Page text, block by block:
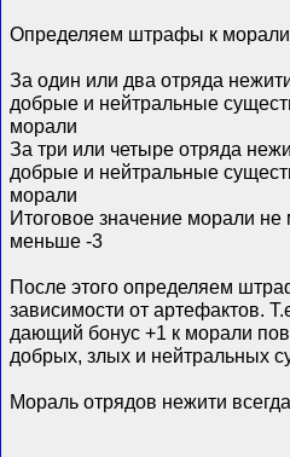
Определяем штрафы к
За один или два отряда
добрые и нейтральные
морали
За три или четыре отряда
добрые и нейтральные
морали
Итоговое значение морали
меньше -3
После этого определяем
зависимости от артефактов.
дающий бонус +1 к морали
добрых, злых и нейтральных
Мораль отрядов нежити